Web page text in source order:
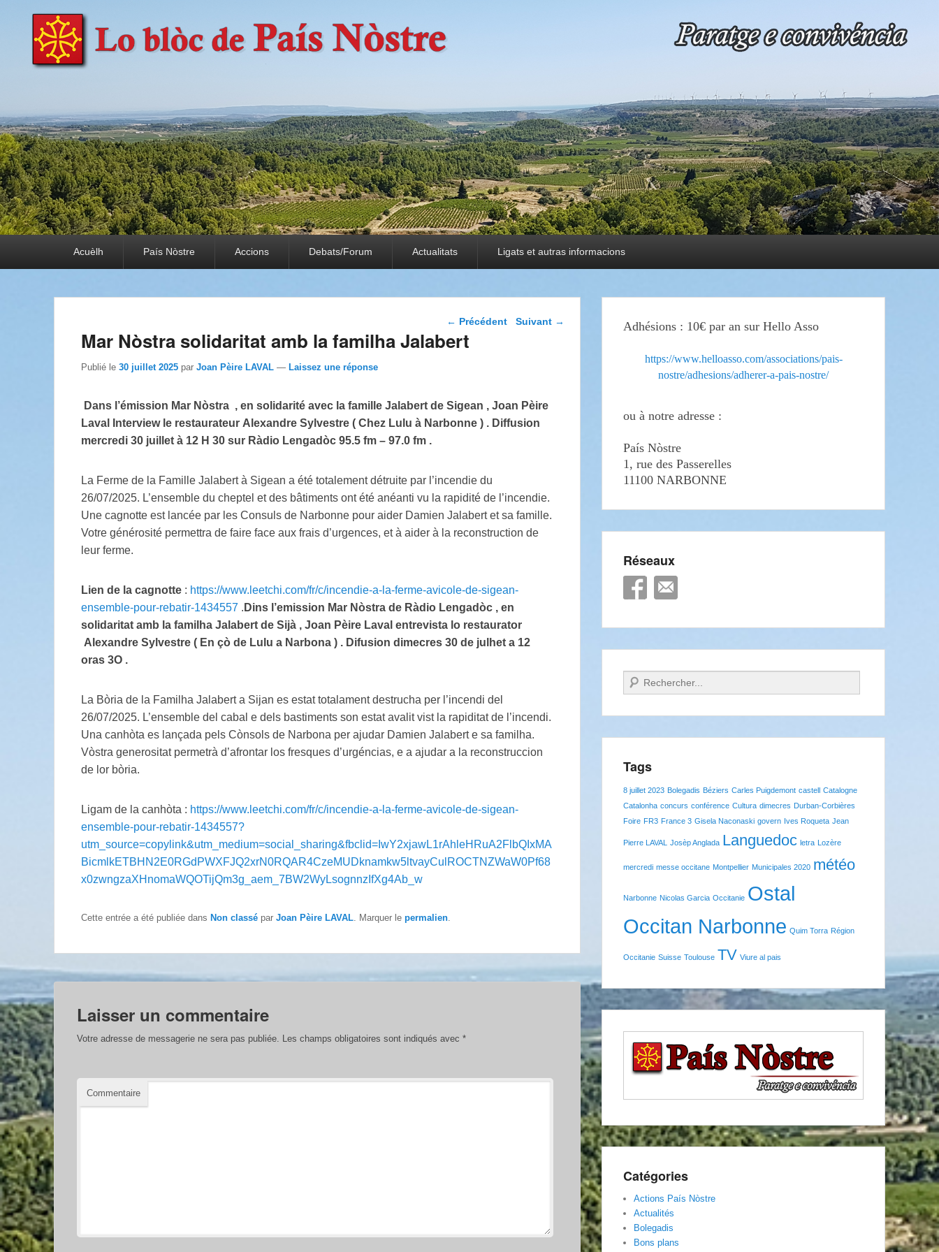
País Nòstre
Paratge e Convivència
Acuèlh País Nòstre Accions Debats/Forum Actualitats Ligats et autras informacions
Navigation dans les
← Précédent Suivant →
Mar Nòstra solidaritat amb la familha Jalabert
Publié le 30 juillet 2025 par Joan Pèire LAVAL — Laissez une réponse
Dans l’émission Mar Nòstra , en solidarité avec la famille Jalabert de Sigean , Joan Pèire
Laval Interview le restaurateur Alexandre Sylvestre ( Chez Lulu à Narbonne ) . Diffusion
mercredi 30 juillet à 12 H 30 sur Ràdio Lengadòc 95.5 fm – 97.0 fm .
La Ferme de la Famille Jalabert à Sigean a été totalement détruite par l’incendie du
26/07/2025. L’ensemble du cheptel et des bâtiments ont été anéanti vu la rapidité de l’incendie.
Une cagnotte est lancée par les Consuls de Narbonne pour aider Damien Jalabert et sa famille.
Votre générosité permettra de faire face aux frais d’urgences, et à aider à la reconstruction de
leur ferme.
Lien de la cagnotte : https://www.leetchi.com/fr/c/incendie-a-la-ferme-avicole-de-sigean-
ensemble-pour-rebatir-1434557 . Dins l’emission Mar Nòstra de Ràdio Lengadòc , en
solidaritat amb la familha Jalabert de Sijà , Joan Pèire Laval entrevista lo restaurator
Alexandre Sylvestre ( En çò de Lulu a Narbona ) . Difusion dimecres 30 de julhet a 12
oras 3O .
La Bòria de la Familha Jalabert a Sijan es estat totalament destrucha per l’incendi del
26/07/2025. L’ensemble del cabal e dels bastiments son estat avalit vist la rapiditat de l’incendi.
Una canhòta es lançada pels Cònsols de Narbona per ajudar Damien Jalabert e sa familha.
Vòstra generositat permetrà d’afrontar los fresques d’urgéncias, e a ajudar a la reconstruccion
de lor bòria.
Ligam de la canhòta : https://www.leetchi.com/fr/c/incendie-a-la-ferme-avicole-de-sigean-
ensemble-pour-rebatir-1434557?
utm_source=copylink&utm_medium=social_sharing&fbclid=IwY2xjawL1rAhleHRuA2FlbQIxMA
BicmlkETBHN2E0RGdPWXFJQ2xrN0RQAR4CzeMUDknamkw5ltvayCulROCTNZWaW0Pf68
x0zwngzaXHnomaWQOTijQm3g_aem_7BW2WyLsognnzIfXg4Ab_w
Cette entrée a été publiée dans Non classé par Joan Pèire LAVAL . Marquer le permalien
Laisser un commentaire
Votre adresse de messagerie ne sera pas publiée. Les champs obligatoires sont indiqués avec *
Commentaire
Adhésions : 10€ par an sur Hello Asso
https://www.helloasso.com/associations/pais-
nostre/adhesions/adherer-a-pais-nostre/
ou à notre adresse :
País Nòstre
1, rue des Passerelles
11100 NARBONNE
Réseaux
Recherche
Tags
8 juillet 2023 Bolegadis Béziers Carles Puigdemont castell Catalogne
Catalonha concurs conférence Cultura dimecres Durban-Corbières
Foire FR3 France 3 Gisela Naconaski govern Ives Roqueta Jean
Pierre LAVAL Josèp Anglada Languedoc letra Lozère
mercredi messe occitane Montpellier Municipales 2020 météo
Narbonne Nicolas Garcia Occitanie Ostal
Occitan Narbonne Quim Torra Région
Occitanie Suisse Toulouse TV Viure al pais
Catégories
Actions País Nòstre
Actualités
Bolegadis
Bons plans